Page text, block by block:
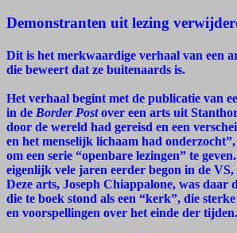
Demonstranten uit lezing
Dit is het merkwaardige verhaal van een
die beweert dat ze buitenaards is.
Het verhaal begint met de publicatie van
in de Border Postover een arts uit
door de wereld had gereisd en een
en het menselijk lichaam had
om een serie “openbare lezingen” te
eigenlijk vele jaren eerder begon in de
Deze arts, Joseph Chiappalone, was daar
die te boek stond als een “kerk”, die
en voorspellingen over het einde der tijden.